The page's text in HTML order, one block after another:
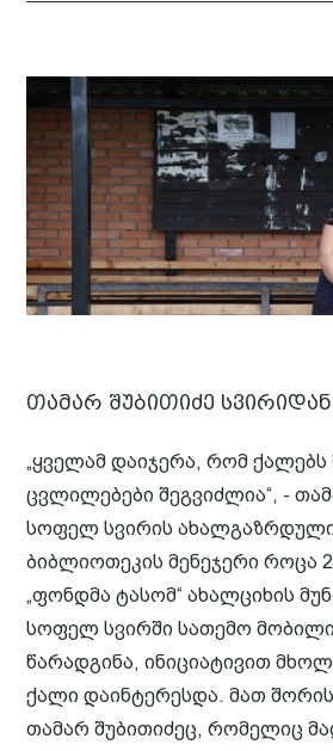
თამარ შუბითიძე სვირიდან
„ყველამ დაიჯერა, რომ ქალებს
ცვლილებები შეგვიძლია“, -
სოფელ სვირის
ბიბლიოთეკის მენეჯერი როცა
„ფონდმა ტასომ“ ახალციხის
სოფელ სვირში სათემო
წარადგინა, ინიციატივით
ქალი დაინტერესდა. მათ
თამარ შუბითიძეც, რომელიც